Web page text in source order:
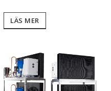
LÄS MER